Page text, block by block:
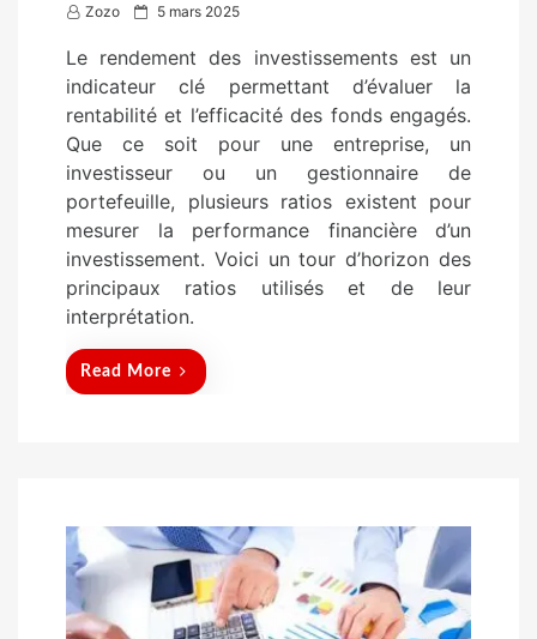
Zozo
P
s
t
e
o
n
5 mars 2025
Le rendement des investissements est un
indicateur clé permettant d’évaluer la
rentabilité et l’efficacité des fonds engagés.
Que ce soit pour une entreprise, un
investisseur ou un gestionnaire de
portefeuille, plusieurs ratios existent pour
mesurer la performance financière d’un
investissement. Voici un tour d’horizon des
principaux ratios utilisés et de leur
interprétation.
Read More